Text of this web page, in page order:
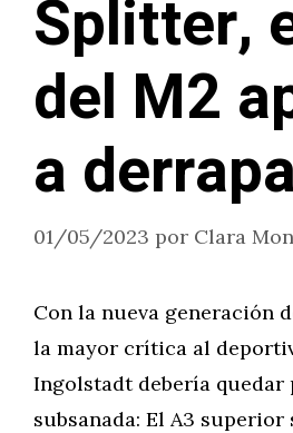
Splitter,
del M2
a
01/05/2023 por Clara
Con la nueva generación
la mayor crítica al
Ingolstadt debería quedar
subsanada: El A3 superior